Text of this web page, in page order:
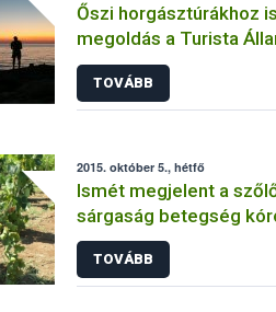
Őszi horgásztúrákhoz
megoldás a Turista
Horgászjegy
TOVÁBB
2015. október 5., hétfő
Ismét megjelent a
sárgaság betegség
TOVÁBB